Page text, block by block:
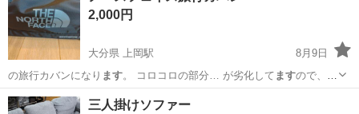
2,000円
大分県 上岡駅
8月9日
の旅行カバンになり ます。 コロコロの部分… が劣化して ますので、2
枚目の写真… さい。 まだ使えてますが、修理して使った… ほうがい
いと思います。 中古品が気にな… でよろしくお願いし
大分 佐伯市 上岡駅
三人掛けソファー